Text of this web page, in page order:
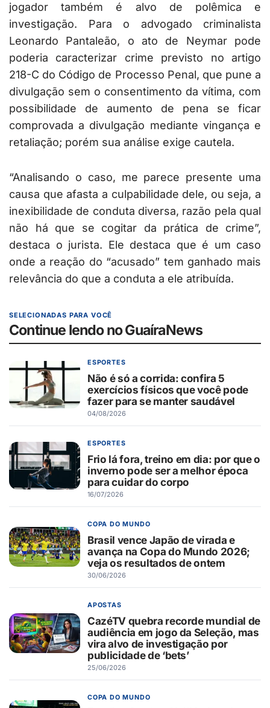
jogador também é alvo de polêmica e
investigação. Para o advogado criminalista
Leonardo Pantaleão, o ato de Neymar pode
poderia caracterizar crime previsto no artigo
218-C do Código de Processo Penal, que pune a
divulgação sem o consentimento da vítima, com
possibilidade de aumento de pena se ficar
comprovada a divulgação mediante vingança e
retaliação; porém sua análise exige cautela.
“Analisando o caso, me parece presente uma
causa que afasta a culpabilidade dele, ou seja, a
inexibilidade de conduta diversa, razão pela qual
não há que se cogitar da prática de crime”,
destaca o jurista. Ele destaca que é um caso
onde a reação do “acusado” tem ganhado mais
relevância do que a conduta a ele atribuída.
SELECIONADAS PARA VOCÊ
Continue lendo no GuaíraNews
ESPORTES
Não é só a corrida: confira 5
exercícios físicos que você pode
fazer para se manter saudável
04/08/2026
ESPORTES
Frio lá fora, treino em dia: por que o
inverno pode ser a melhor época
para cuidar do corpo
16/07/2026
COPA DO MUNDO
Brasil vence Japão de virada e
avança na Copa do Mundo 2026;
veja os resultados de ontem
30/06/2026
APOSTAS
CazéTV quebra recorde mundial de
audiência em jogo da Seleção, mas
vira alvo de investigação por
publicidade de ‘bets’
25/06/2026
COPA DO MUNDO